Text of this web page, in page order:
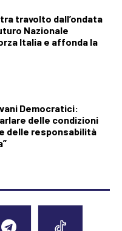
travolto dall’ondata
Nazionale
Italia e affonda la
Democratici:
delle condizioni
delle responsabilità